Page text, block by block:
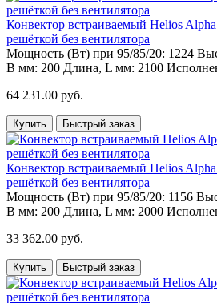
Конвектор встраиваемый Helios
решёткой без вентилятора
Мощность (Вт) при 95/85/20: 1224
B мм: 200 Длина, L мм: 2100
64 231.00 руб.
Купить Быстрый заказ
Конвектор встраиваемый Helios
решёткой без вентилятора
Мощность (Вт) при 95/85/20: 1156
B мм: 200 Длина, L мм: 2000
33 362.00 руб.
Купить Быстрый заказ